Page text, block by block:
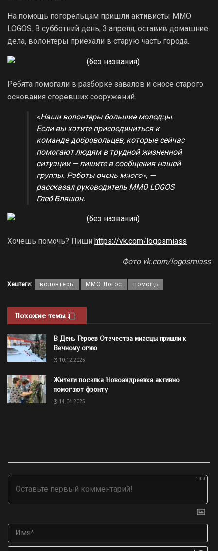
На помощь погорельцам пришли активисты MMO
LOGOS. В субботний день, 3 апреля, оставив домашние
дела, волонтеры приехали в старую часть города.
Ребята помогали в разборке завалов и сносе старого
основания сгоревших сооружений.
«Наши волонтеры большие молодцы.
Если вы хотите присоединиться к
команде добровольцев, которые сейчас
помогают людям в трудной жизненной
ситуации — пишите в сообщения нашей
группы. Работы очень много», —
рассказал руководитель MMO LOGOS
Глеб Бляшон.
Хочешь помочь? Пиши https://vk.com/logosmiass
Фото vk.com/logosmiass
Хештеги: волонтеры ММО Логос помощь
Похожие темы
В День Героев Отечества миасцы пришли к
Вечному огню
10.12.2025
Жители поселка Новоандреевка активно
помогают фронту
14.04.2025
1500